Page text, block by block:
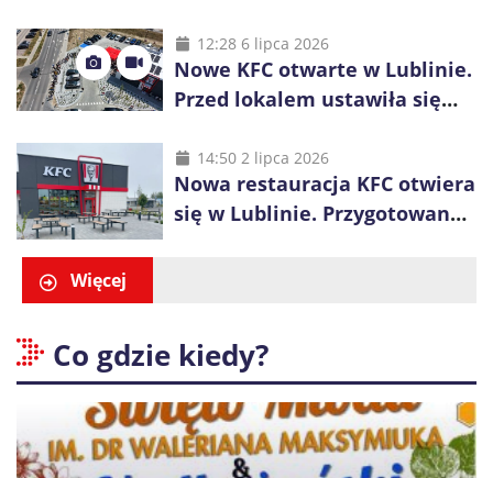
inwestycje
12:28 6 lipca 2026
Nowe KFC otwarte w Lublinie.
Przed lokalem ustawiła się
14:50 2 lipca 2026
Nowa restauracja KFC otwiera
się w Lublinie. Przygotowano
Więcej
Co gdzie kiedy?